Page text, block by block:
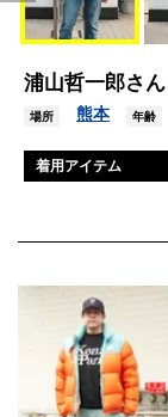
浦山哲一郎さん
場所 熊本 年齢
着用アイテム
シューズ 不明
アメリカ軍
アイヴァン
バッグ グリット